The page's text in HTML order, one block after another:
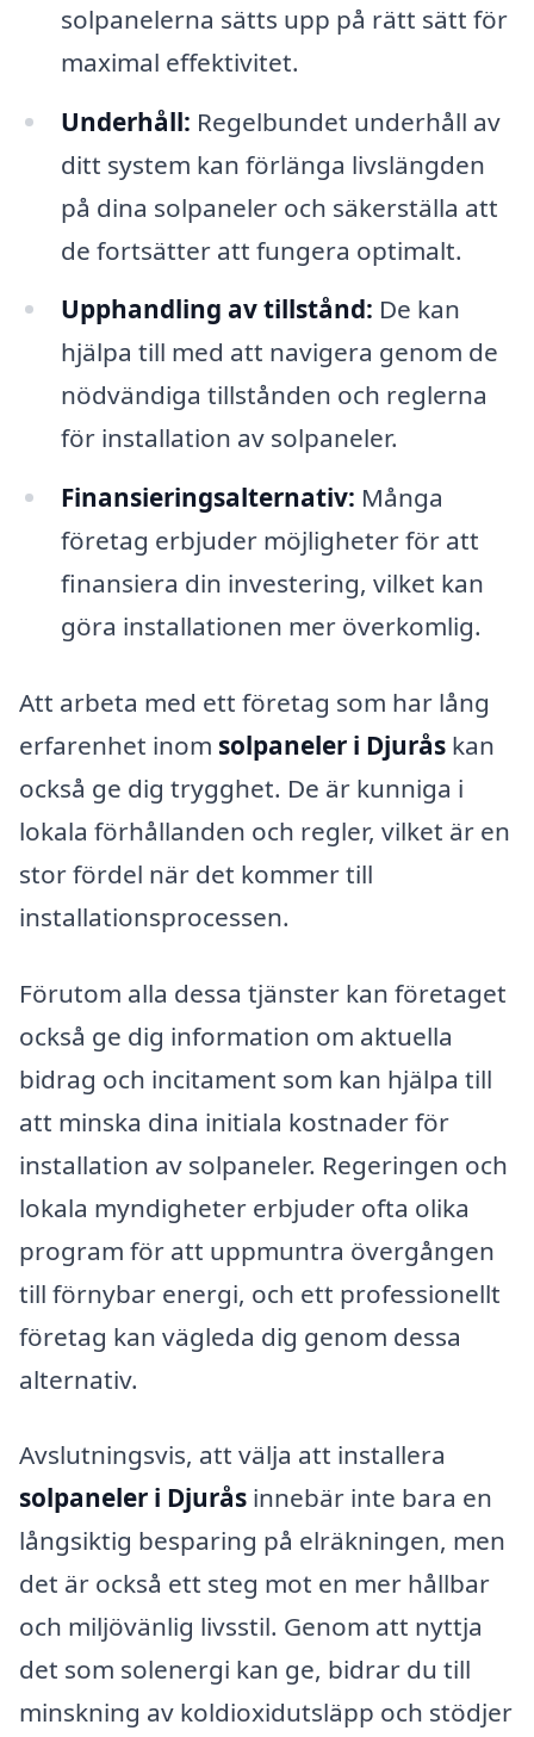
solpanelerna sätts upp på rätt sätt för
maximal effektivitet.
Underhåll: Regelbundet underhåll av
ditt system kan förlänga livslängden
på dina solpaneler och säkerställa att
de fortsätter att fungera optimalt.
Upphandling av tillstånd: De kan
hjälpa till med att navigera genom de
nödvändiga tillstånden och reglerna
för installation av solpaneler.
Finansieringsalternativ: Många
företag erbjuder möjligheter för att
finansiera din investering, vilket kan
göra installationen mer överkomlig.
Att arbeta med ett företag som har lång
erfarenhet inom solpaneler i Djurås kan
också ge dig trygghet. De är kunniga i
lokala förhållanden och regler, vilket är en
stor fördel när det kommer till
installationsprocessen.
Förutom alla dessa tjänster kan företaget
också ge dig information om aktuella
bidrag och incitament som kan hjälpa till
att minska dina initiala kostnader för
installation av solpaneler. Regeringen och
lokala myndigheter erbjuder ofta olika
program för att uppmuntra övergången
till förnybar energi, och ett professionellt
företag kan vägleda dig genom dessa
alternativ.
Avslutningsvis, att välja att installera
solpaneler i Djurås innebär inte bara en
långsiktig besparing på elräkningen, men
det är också ett steg mot en mer hållbar
och miljövänlig livsstil. Genom att nyttja
det som solenergi kan ge, bidrar du till
minskning av koldioxidutsläpp och stödjer